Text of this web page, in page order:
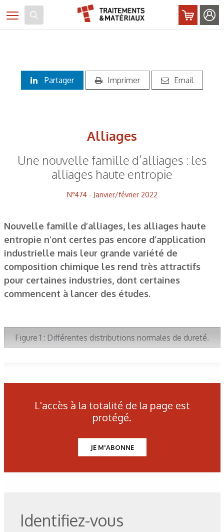
Toggle navigation
Partager Imprimer Email
Alliages
Une nouvelle famille d’alliages : les
alliages haute entropie
N°474 - Janvier/février 2022
Nouvelle famille d’alliages, les alliages haute
entropie n’ont certes pas encore d’application
industrielle mais leur grande variété de
composition chimique les rend très attractifs
pour certaines industries, dont certaines
commencent à lancer des études.
Figure 1 : Différentes distributions normales de dureté.
Figure 3 : Matériel de laboratoire de Springer.
Figure 4 : Système de contrôle industriel par courants de
Foucault de Springer.
L'accès à la totalité de la page est
protégé.
JE M'ABONNE
Identifiez-vous
Panneau de gestion des cookies